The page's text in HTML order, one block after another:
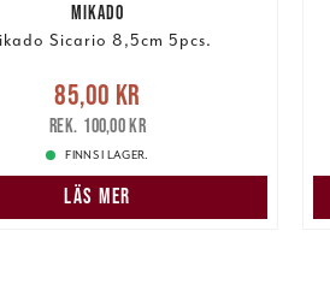
MIKADO
Sicario 8,5cm 5pcs.
pris:85,00 kr
pris:100,00 kr
85,00 kr
100,00 kr
FINNS I LAGER.
LÄS MER